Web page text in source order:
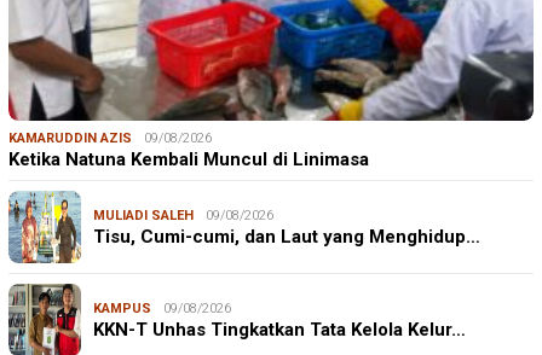
KAMARUDDIN AZIS 09/08/2026
Ketika Natuna Kembali Muncul di Linimasa
MULIADI SALEH 09/08/2026
Tisu, Cumi-cumi, dan Laut yang Menghidup…
KAMPUS 09/08/2026
KKN-T Unhas Tingkatkan Tata Kelola Kelur…